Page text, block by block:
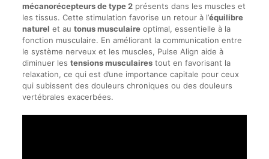
mécanorécepteurs de type 2présents dans les muscles et
les tissus. Cette stimulation favorise un retour à l’équilibre
naturel et au tonus musculaireoptimal, essentielle à la
fonction musculaire. En améliorant la communication entre
le système nerveux et les muscles, Pulse Align aide à
diminuer les tensions musculairestout en favorisant la
relaxation, ce qui est d’une importance capitale pour ceux
qui subissent des douleurs chroniques ou des douleurs
vertébrales exacerbées.